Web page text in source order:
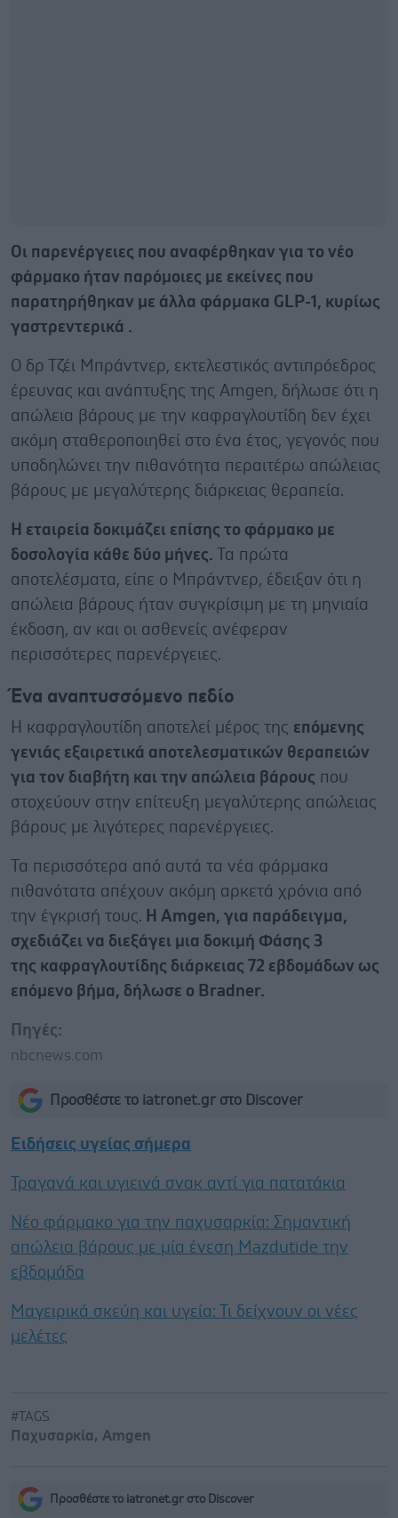
Οι παρενέργειες που αναφέρθηκαν για το νέο
φάρμακο ήταν παρόμοιες με εκείνες που
παρατηρήθηκαν με άλλα φάρμακα GLP-1, κυρίως
γαστρεντερικά .
Ο δρ Τζέι Μπράντνερ, εκτελεστικός αντιπρόεδρος
έρευνας και ανάπτυξης της Amgen, δήλωσε ότι η
απώλεια βάρους με την καφραγλουτίδη δεν έχει
ακόμη σταθεροποιηθεί στο ένα έτος, γεγονός που
υποδηλώνει την πιθανότητα περαιτέρω απώλειας
βάρους με μεγαλύτερης διάρκειας θεραπεία.
Η εταιρεία δοκιμάζει επίσης το φάρμακο με
δοσολογία κάθε δύο μήνες. Τα πρώτα
αποτελέσματα, είπε ο Μπράντνερ, έδειξαν ότι η
απώλεια βάρους ήταν συγκρίσιμη με τη μηνιαία
έκδοση, αν και οι ασθενείς ανέφεραν
περισσότερες παρενέργειες.
Ένα αναπτυσσόμενο πεδίο
Η καφραγλουτίδη αποτελεί μέρος της επόμενης
γενιάς εξαιρετικά αποτελεσματικών θεραπειών
για τον διαβήτη και την απώλεια βάρους που
στοχεύουν στην επίτευξη μεγαλύτερης απώλειας
βάρους με λιγότερες παρενέργειες.
Τα περισσότερα από αυτά τα νέα φάρμακα
πιθανότατα απέχουν ακόμη αρκετά χρόνια από
την έγκρισή τους. Η Amgen, για παράδειγμα,
σχεδιάζει να διεξάγει μια δοκιμή Φάσης 3
της καφραγλουτίδης διάρκειας 72 εβδομάδων ως
επόμενο βήμα, δήλωσε ο Bradner.
Πηγές:
nbcnews.com
Προσθέστε το iatronet.gr στο Discover
Ειδήσεις υγείας σήμερα
Τραγανά και υγιεινά σνακ αντί για πατατάκια
Νέο φάρμακο για την παχυσαρκία: Σημαντική
απώλεια βάρους με μία ένεση Mazdutide την
εβδομάδα
Μαγειρικά σκεύη και υγεία: Τι δείχνουν οι νέες
μελέτες
#TAGS
Παχυσαρκία, Amgen
Προσθέστε το iatronet.gr στο Discover